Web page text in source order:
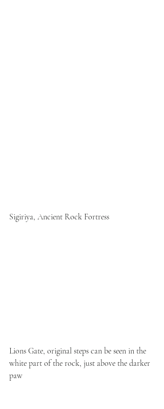
Sigiriya, Ancient Rock Fortress
Lions Gate, original steps can be seen in the
white part of the rock, just above the darker
paw